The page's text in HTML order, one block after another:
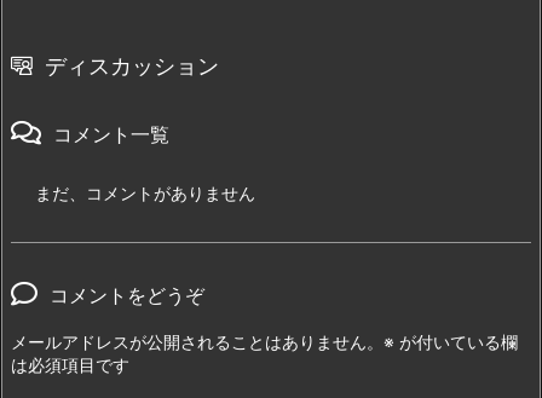
ディスカッション
コメント一覧
まだ、コメントがありません
コメントをどうぞ
メールアドレスが公開されることはありません。 ※ が付いている欄
は必須項目です